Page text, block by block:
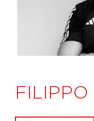
FILIPPO